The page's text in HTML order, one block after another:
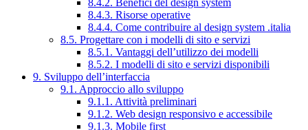
8.4.2. Benefici del design system
8.4.3. Risorse operative
8.4.4. Come contribuire al design system .italia
8.5. Progettare con i modelli di sito e servizi
8.5.1. Vantaggi dell’utilizzo dei modelli
8.5.2. I modelli di sito e servizi disponibili
9. Sviluppo dell’interfaccia
9.1. Approccio allo sviluppo
9.1.1. Attività preliminari
9.1.2. Web design responsivo e accessibile
9.1.3. Mobile first